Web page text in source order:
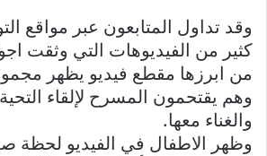
وقد تداول المتابعون عبر مواقع
كثير من الفيديوهات التي وثقت
من ابرزها مقطع فيديو يظهر
وهم يقتحمون المسرح لإلقاء
والغناء معها.
وظهر الاطفال في الفيديو لحظة